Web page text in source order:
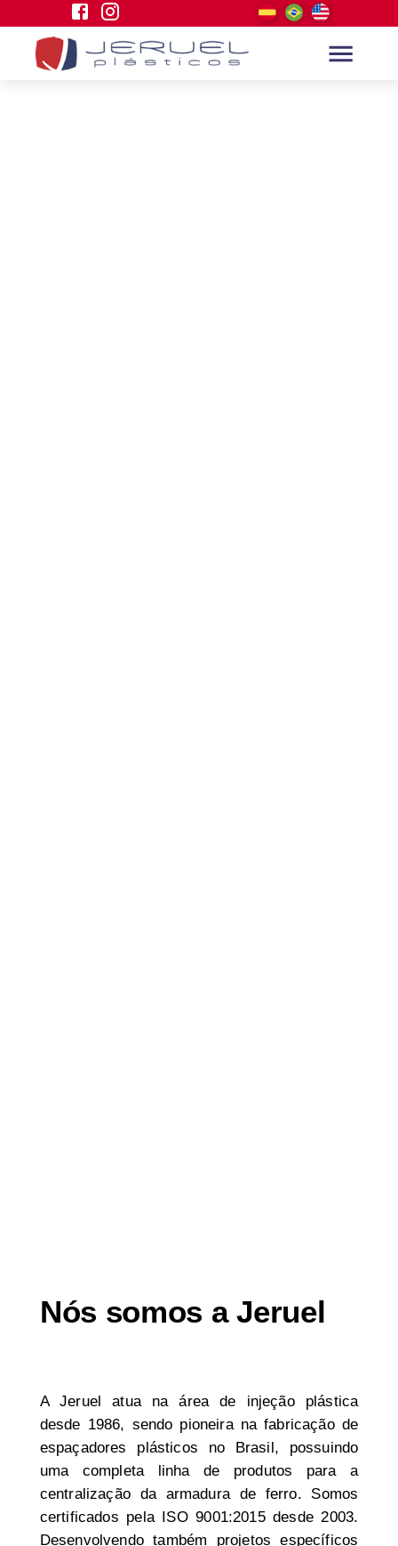
Nós somos a Jeruel
A Jeruel atua na área de injeção plástica
desde 1986, sendo pioneira na fabricação de
espaçadores plásticos no Brasil, possuindo
uma completa linha de produtos para a
centralização da armadura de ferro. Somos
certificados pela ISO 9001:2015 desde 2003.
Desenvolvendo também projetos específicos